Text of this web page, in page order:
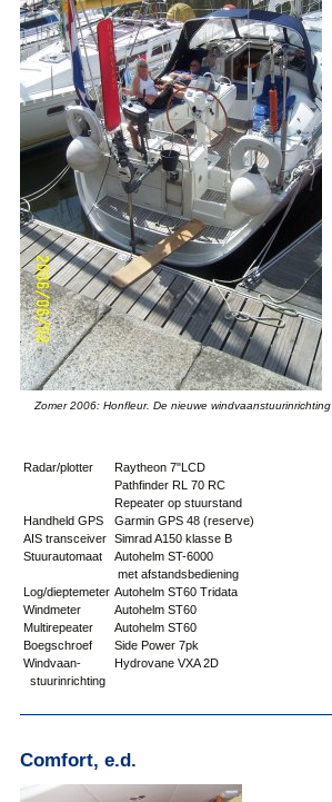
Zomer 2006: Honfleur. De nieuwe
Radar/plotter
Raytheon 7"LCD
Pathfinder RL 70 RC
Repeater op stuurstand
Handheld GPS
Garmin GPS 48 (reserve)
AIS transceiver Simrad A150 klasse B
Stuurautomaat
Autohelm ST-6000
met afstandsbediening
Log/dieptemeter Autohelm ST60 Tridata
Windmeter
Autohelm ST60
Multirepeater
Autohelm ST60
Boegschroef
Side Power 7pk
Windvaan-
Hydrovane VXA 2D
stuurinrichting
Comfort, e.d.